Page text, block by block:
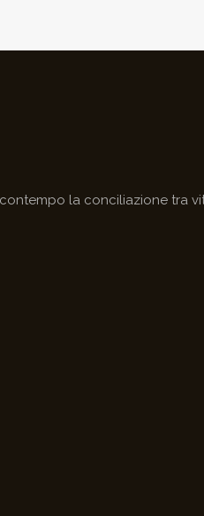
la conciliazione tra